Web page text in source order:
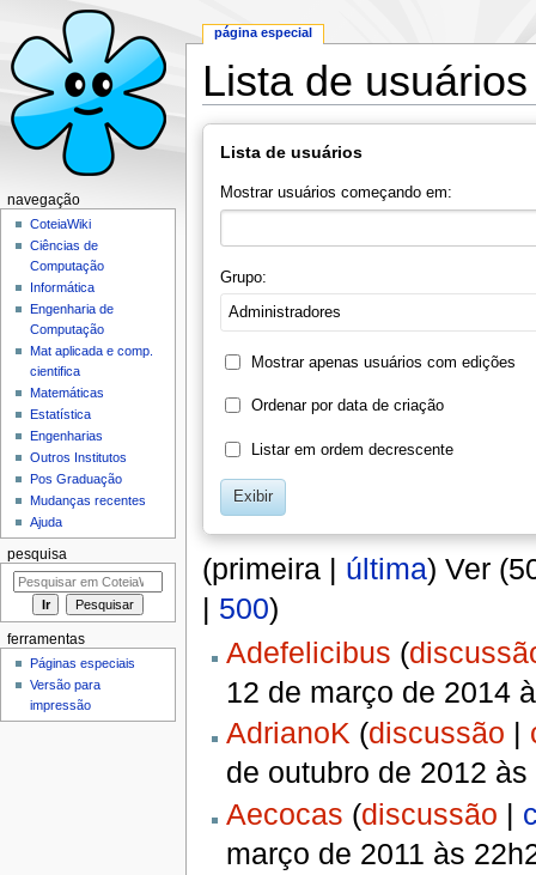
Lista de usuários
Lista de usuários
Mostrar usuários começando em:
Grupo:
Administradores
Mostrar apenas usuários com edições
Ordenar por data de criação
Listar em ordem decrescente
Exibir
(primeira | última) Ver
| 500)
Adefelicibus (
12 de março de 2014
AdrianoK (discussão |
de outubro de 2012
Aecocas (discussão |
março de 2011 às
página especial
navegação
CoteiaWiki
Ciências de
Computação
Informática
Engenharia de
Computação
Mat aplicada e comp.
cientifica
Matemáticas
Estatística
Engenharias
Outros Institutos
Pos Graduação
Mudanças recentes
Ajuda
pesquisa
ferramentas
Páginas especiais
Versão para
impressão